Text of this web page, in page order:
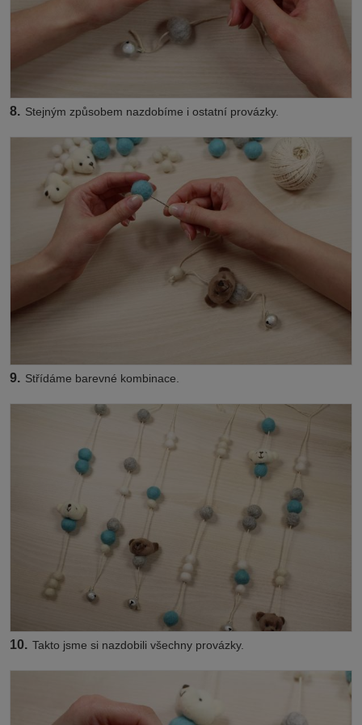
8. Stejným způsobem nazdobíme i ostatní provázky.
9. Střídáme barevné kombinace.
10. Takto jsme si nazdobili všechny provázky.